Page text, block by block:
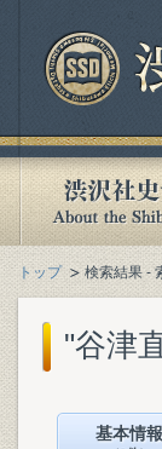
トップ 検索結果 -
"谷津
基本情報